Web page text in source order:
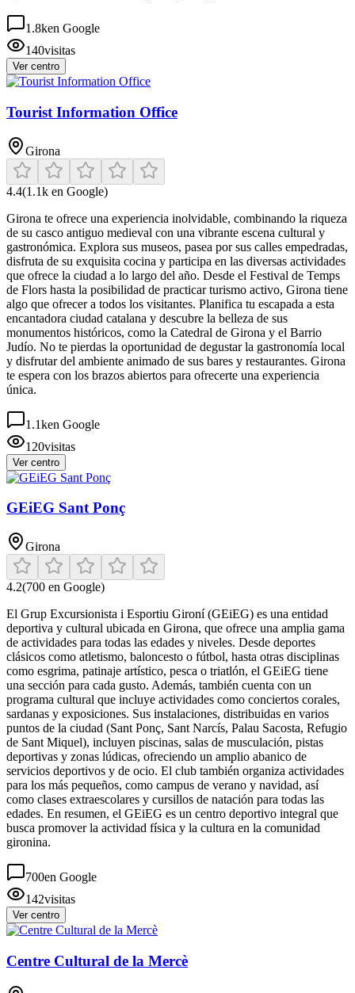
1.8ken Google
140visitas
Ver centro
Tourist Information Office
Girona
4.4(1.1k en Google)
Girona te ofrece una experiencia inolvidable, combinando la riqueza
de su casco antiguo medieval con una vibrante escena cultural y
gastronómica. Explora sus museos, pasea por sus calles empedradas,
disfruta de su exquisita cocina y participa en las diversas actividades
que ofrece la ciudad a lo largo del año. Desde el Festival de Temps
de Flors hasta la posibilidad de practicar turismo activo, Girona tiene
algo que ofrecer a todos los visitantes. Planifica tu escapada a esta
encantadora ciudad catalana y descubre la belleza de sus
monumentos históricos, como la Catedral de Girona y el Barrio
Judío. No te pierdas la oportunidad de degustar la gastronomía local
y disfrutar del ambiente animado de sus bares y restaurantes. Girona
te espera con los brazos abiertos para ofrecerte una experiencia
única.
1.1ken Google
120visitas
Ver centro
GEiEG Sant Ponç
Girona
4.2(700 en Google)
El Grup Excursionista i Esportiu Gironí (GEiEG) es una entidad
deportiva y cultural ubicada en Girona, que ofrece una amplia gama
de actividades para todas las edades y niveles. Desde deportes
clásicos como atletismo, baloncesto o fútbol, hasta otras disciplinas
como esgrima, patinaje artístico, pesca o triatlón, el GEiEG tiene
una sección para cada gusto. Además, también cuenta con un
programa cultural que incluye actividades como conciertos corales,
sardanas y exposiciones. Sus instalaciones, distribuidas en varios
puntos de la ciudad (Sant Ponç, Sant Narcís, Palau Sacosta, Refugio
de Sant Miquel), incluyen piscinas, salas de musculación, pistas
deportivas y zonas lúdicas, ofreciendo un amplio abanico de
servicios deportivos y de ocio. El club también organiza actividades
para los más pequeños, como campus de verano y navidad, así
como clases extraescolares y cursillos de natación para todas las
edades. En resumen, el GEiEG es un centro deportivo integral que
busca promover la actividad física y la cultura en la comunidad
gironina.
700en Google
142visitas
Ver centro
Centre Cultural de la Mercè